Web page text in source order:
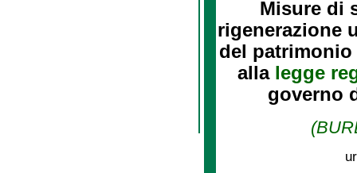
Misure di
rigenerazione
del
alla legge
governo